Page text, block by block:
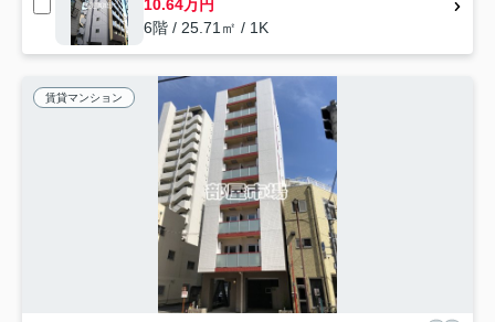
10.64万円
6階 / 25.71㎡ / 1K
賃貸マンション